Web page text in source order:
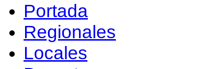
Portada
Regionales
Locales